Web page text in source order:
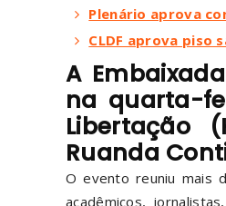
Plenário aprova
CLDF aprova
A
na quarta-
Libertação
Ruanda
O evento reuniu mais
acadêmicos,